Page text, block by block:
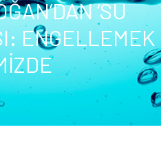
‘SU
ENGELLEMEK